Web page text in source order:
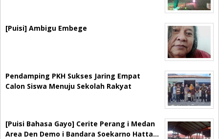
[Puisi] Ambigu Embege
Pendamping PKH Sukses Jaring Empat
Calon Siswa Menuju Sekolah Rakyat
[Puisi Bahasa Gayo] Cerite Perang i Medan
Area Den Demo i Bandara Soekarno Hatta…